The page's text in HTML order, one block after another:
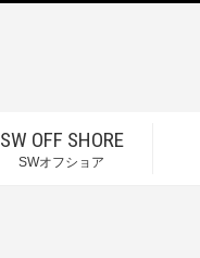
SW OFF SHORE
SWオフショア